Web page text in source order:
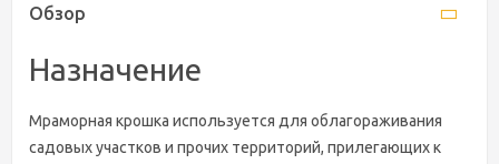
Обзор
Назначение
Мраморная крошка используется для облагораживания
садовых участков и прочих территорий, прилегающих к